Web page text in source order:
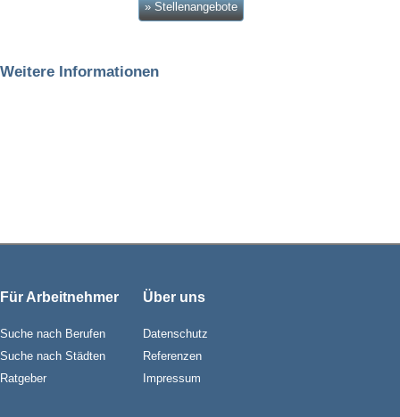
» Stellenangebote
Weitere Informationen
Für Arbeitnehmer
Suche nach Berufen
Suche nach Städten
Ratgeber
Über uns
Datenschutz
Referenzen
Impressum